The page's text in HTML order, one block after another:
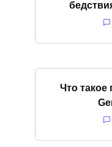
Что такое